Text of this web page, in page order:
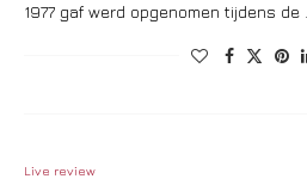
1977 gaf werd opgenomen tijdens de …
Live review